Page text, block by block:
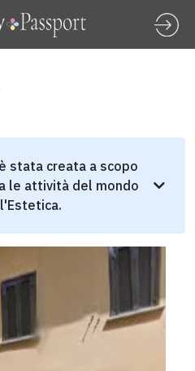
stata creata a scopo
le attività del mondo